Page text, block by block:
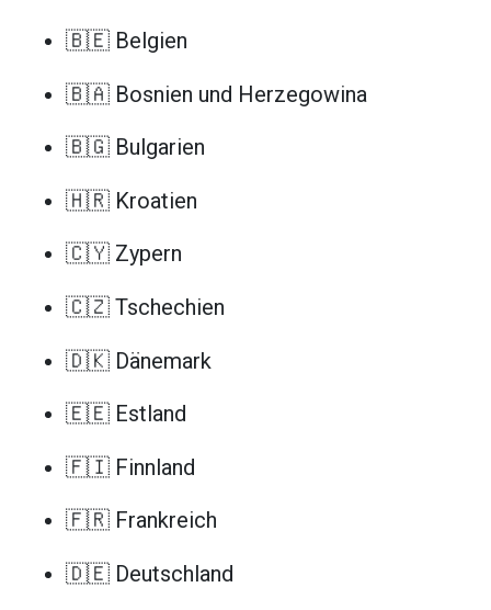
🇧🇪 Belgien
🇧🇦 Bosnien und Herzegowina
🇧🇬 Bulgarien
🇭🇷 Kroatien
🇨🇾 Zypern
🇨🇿 Tschechien
🇩🇰 Dänemark
🇪🇪 Estland
🇫🇮 Finnland
🇫🇷 Frankreich
🇩🇪 Deutschland